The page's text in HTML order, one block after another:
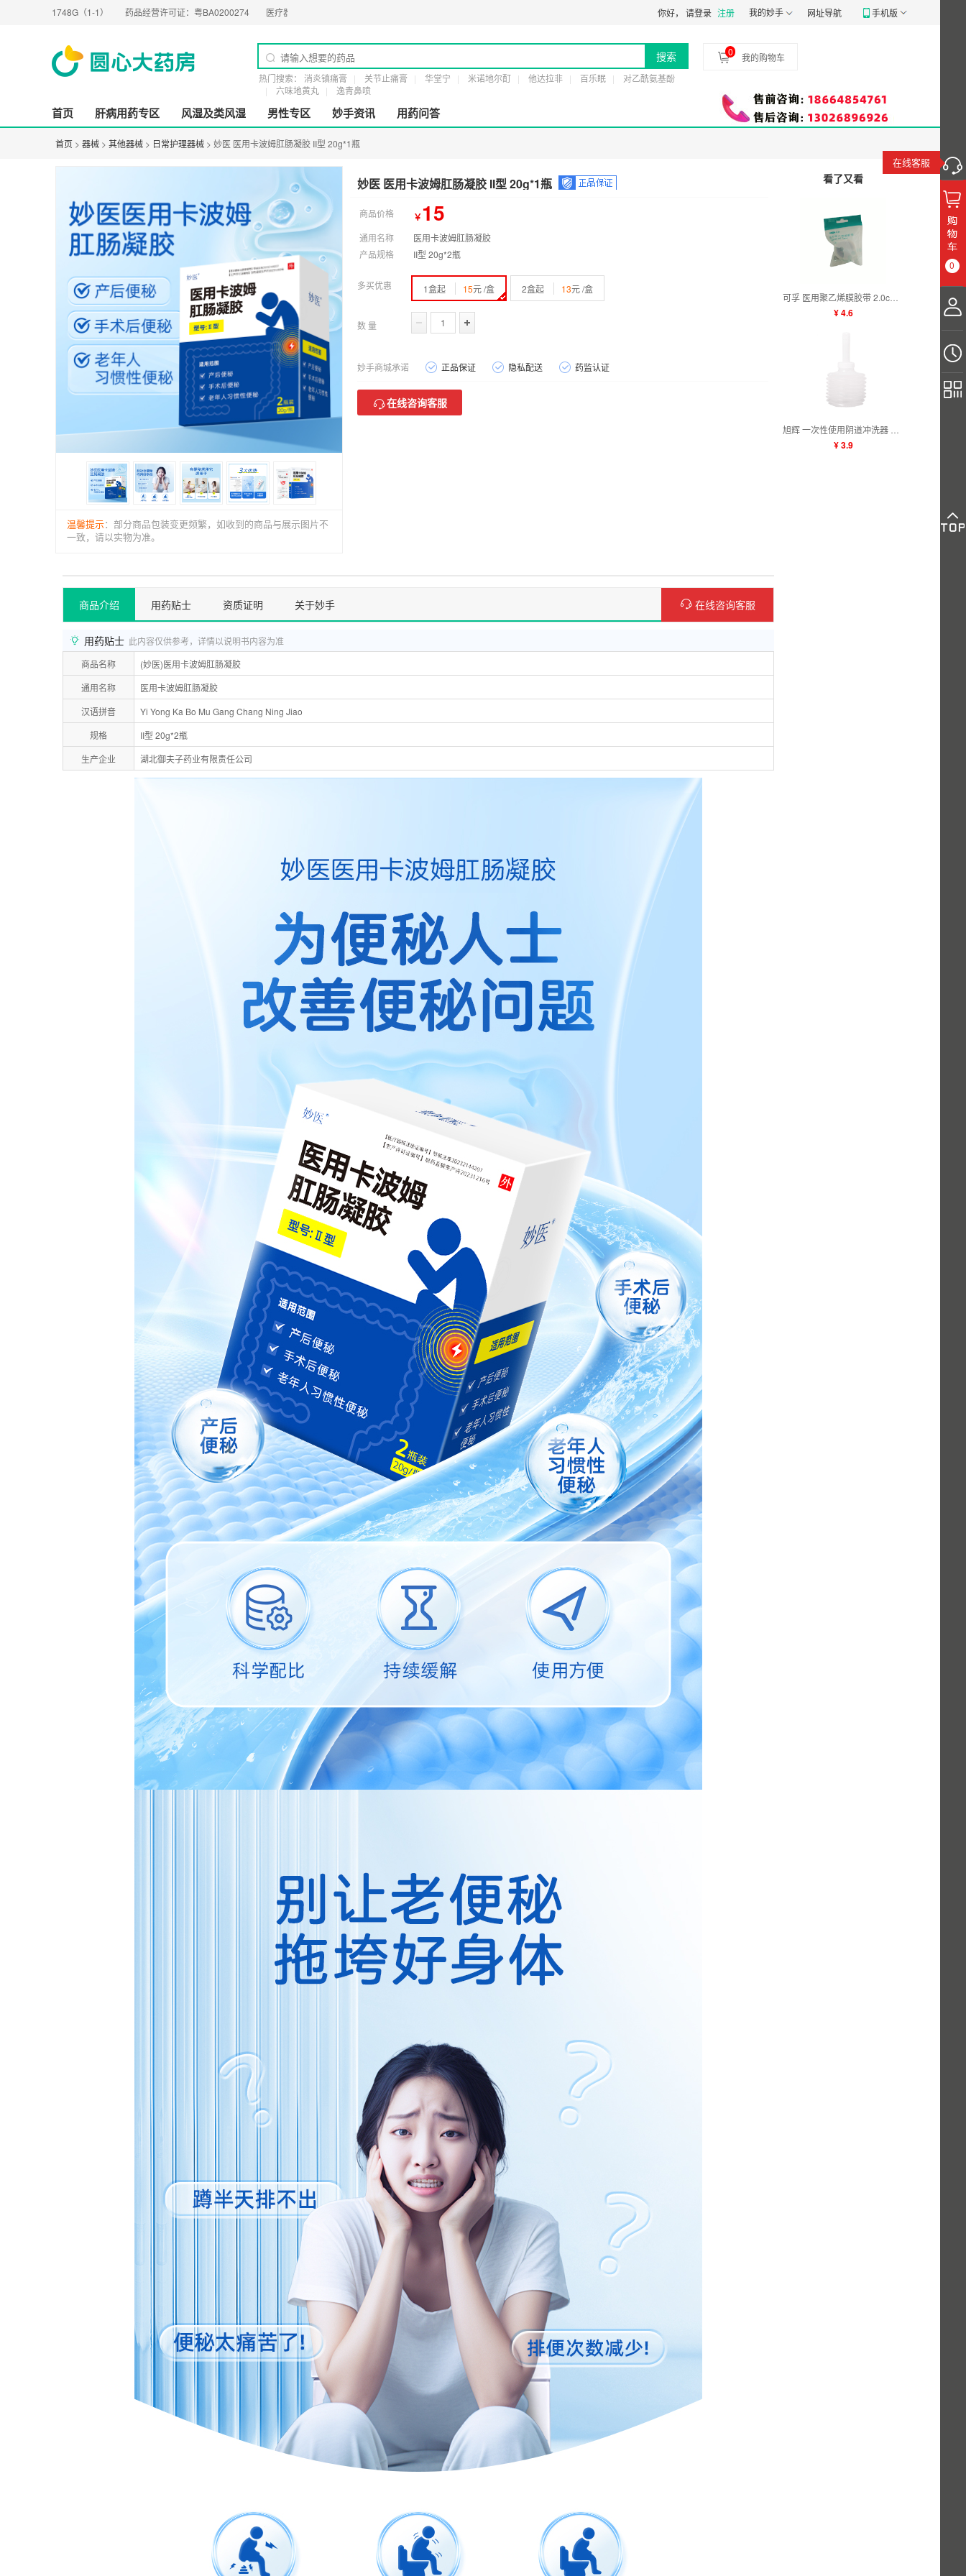
药品经营许可证：粤BA0200274 医疗器械经营许可证： 粤穗食药监械经营备20191807号 食品经营许可证：JY14401030058197 药品经营质量管理规范认
你好， 请登录 注册 我的妙手 网址导航 手机版
搜索
热门搜索： 消炎镇痛膏 关节止痛膏 华堂宁 米诺地尔酊 他达拉非 百乐眠
对乙酰氨基酚
六味地黄丸
逸青鼻喷
0 我的购物车
首页 肝病用药专区 风湿及类风湿 男性专区 妙手资讯 用药问答
在线客服
0
首页 > 器械 > 其他器械 > 日常护理器械 > 妙医 医用卡波姆肛肠凝胶 II型 20g*1瓶
温馨提示：部分商品包装变更频繁，如收到的商品与展示图片不
一致，请以实物为准。
妙医 医用卡波姆肛肠凝胶 II型 20g*1瓶
商品价格 ￥15
通用名称
医用卡波姆肛肠凝胶
产品规格
II型 20g*2瓶
多买优惠 1盒起 15元 /盒 2盒起 13元 /盒
数 量
妙手商城承诺 正品保证 隐私配送 药监认证
在线咨询客服
看了又看
¥ 4.6
¥ 3.9
商品介绍 用药贴士 资质证明 关于妙手 在线咨询客服
用药贴士 此内容仅供参考，详情以说明书内容为准
商品名称
(妙医)医用卡波姆肛肠凝胶
通用名称
医用卡波姆肛肠凝胶
汉语拼音
Yi Yong Ka Bo Mu Gang Chang Ning Jiao
规格
II型 20g*2瓶
生产企业
湖北御夫子药业有限责任公司